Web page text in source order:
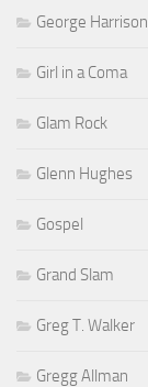
George Harrison
Girl in a Coma
Glam Rock
Glenn Hughes
Gospel
Grand Slam
Greg T. Walker
Gregg Allman